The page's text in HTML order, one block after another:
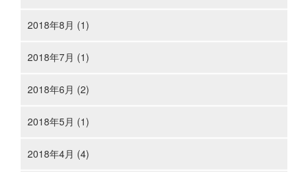
2018年8月 (1)
2018年7月 (1)
2018年6月 (2)
2018年5月 (1)
2018年4月 (4)